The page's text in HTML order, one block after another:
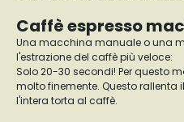
Caffè espresso
Una macchina manuale o una
l'estrazione del caffè più veloce:
Solo 20-30 secondi! Per questo
molto finemente. Questo
l'intera torta al caffè.